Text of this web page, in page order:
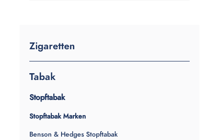
Zigaretten
Tabak
Stopftabak
Stopftabak Marken
Benson & Hedges Stopftabak